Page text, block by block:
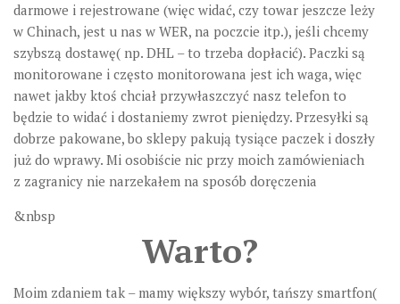
darmowe i rejestrowane (więc widać, czy towar jeszcze leży
w Chinach, jest u nas w WER, na poczcie itp.), jeśli chcemy
szybszą dostawę( np. DHL – to trzeba dopłacić). Paczki są
monitorowane i często monitorowana jest ich waga, więc
nawet jakby ktoś chciał przywłaszczyć nasz telefon to
będzie to widać i dostaniemy zwrot pieniędzy. Przesyłki są
dobrze pakowane, bo sklepy pakują tysiące paczek i doszły
już do wprawy. Mi osobiście nic przy moich zamówieniach
z zagranicy nie narzekałem na sposób doręczenia
&nbsp
Warto?
Moim zdaniem tak – mamy większy wybór, tańszy smartfon(